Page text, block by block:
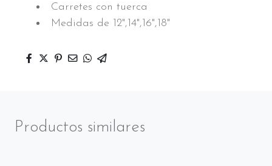
Carretes con tuerca
Medidas de 12",14",16",18"
Productos similares